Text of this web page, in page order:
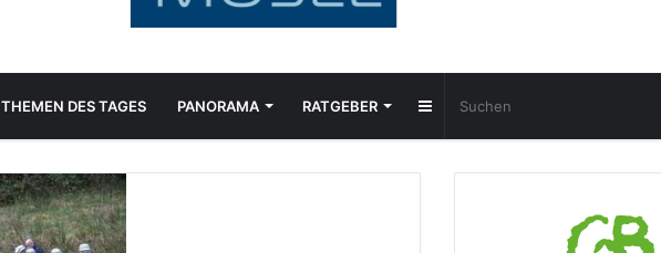
THEMEN DES TAGES PANORAMA RATGEBER Sidebar